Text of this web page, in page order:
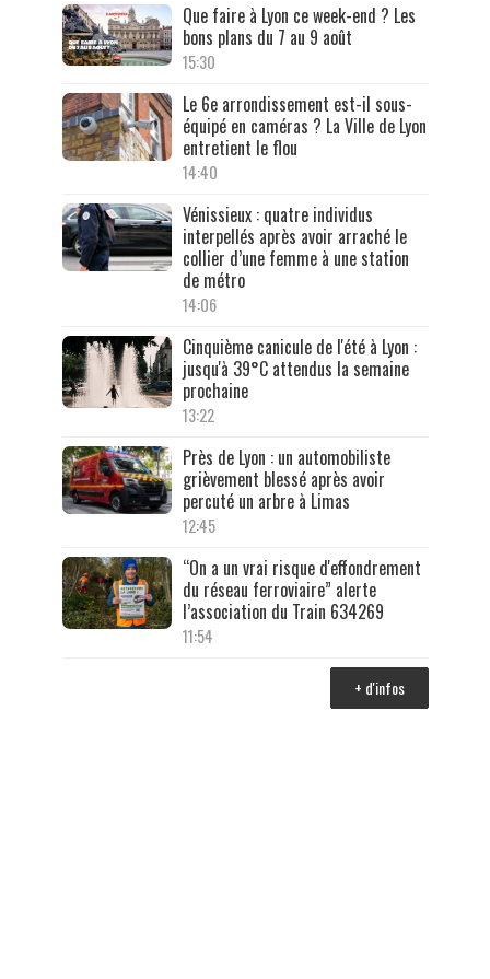
Que faire à Lyon ce week-end ? Les
bons plans du 7 au 9 août
15:30
Le 6e arrondissement est-il sous-
équipé en caméras ? La Ville de Lyon
entretient le flou
14:40
Vénissieux : quatre individus
interpellés après avoir arraché le
collier d’une femme à une station
de métro
14:06
Cinquième canicule de l'été à Lyon :
jusqu'à 39°C attendus la semaine
prochaine
13:22
Près de Lyon : un automobiliste
grièvement blessé après avoir
percuté un arbre à Limas
12:45
“On a un vrai risque d'effondrement
du réseau ferroviaire” alerte
l’association du Train 634269
11:54
+ d'infos